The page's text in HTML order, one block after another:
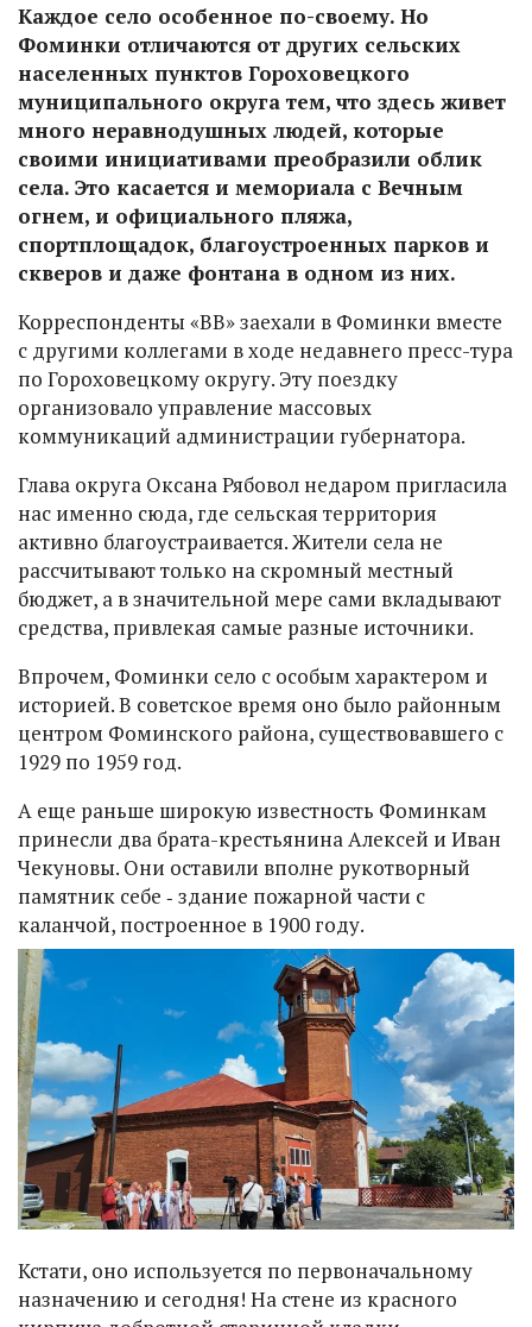
Каждое село особенное по-своему. Но
Фоминки отличаются от других сельских
населенных пунктов Гороховецкого
муниципального округа тем, что здесь живет
много неравнодушных людей, которые
своими инициативами преобразили облик
села. Это касается и мемориала с Вечным
огнем, и официального пляжа,
спортплощадок, благоустроенных парков и
скверов и даже фонтана в одном из них.
Корреспонденты «ВВ» заехали в Фоминки вместе
с другими коллегами в ходе недавнего пресс-тура
по Гороховецкому округу. Эту поездку
организовало управление массовых
коммуникаций администрации губернатора.
Глава округа Оксана Рябовол недаром пригласила
нас именно сюда, где сельская территория
активно благоустраивается. Жители села не
рассчитывают только на скромный местный
бюджет, а в значительной мере сами вкладывают
средства, привлекая самые разные источники.
Впрочем, Фоминки село с особым характером и
историей. В советское время оно было районным
центром Фоминского района, существовавшего с
1929 по 1959 год.
А еще раньше широкую известность Фоминкам
принесли два брата-крестьянина Алексей и Иван
Чекуновы. Они оставили вполне рукотворный
памятник себе ‑ здание пожарной части с
каланчой, построенное в 1900 году.
Кстати, оно используется по первоначальному
назначению и сегодня! На стене из красного